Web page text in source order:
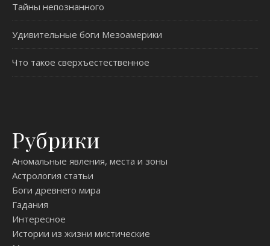
Тайны непознанного
Удивительные боги Мезоамерики
Что такое сверхъестественное
Рубрики
Аномальные явления, места и зоны
Астрология статьи
Боги древнего мира
Гадания
Интересное
Истории из жизни мистические